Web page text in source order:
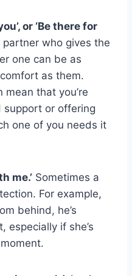
or ‘Be there for
partner who gives the
one can be as
as them.
that you’re
support or offering
one of you needs it
me.’ Sometimes a
For example,
behind, he’s
especially if she’s